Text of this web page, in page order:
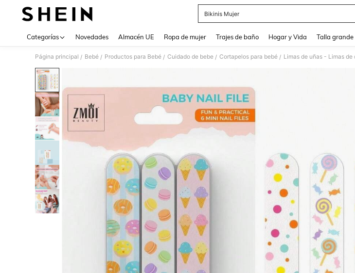
Bikinis Mujer
Categorías Novedades Almacén UE Ropa de mujer Trajes de baño Hogar y Vida Talla grande
Página principal / Bebé / Productos para Bebé / Cuidado de bebe / Cortapelos para bebé / Limas de uñas - Limas